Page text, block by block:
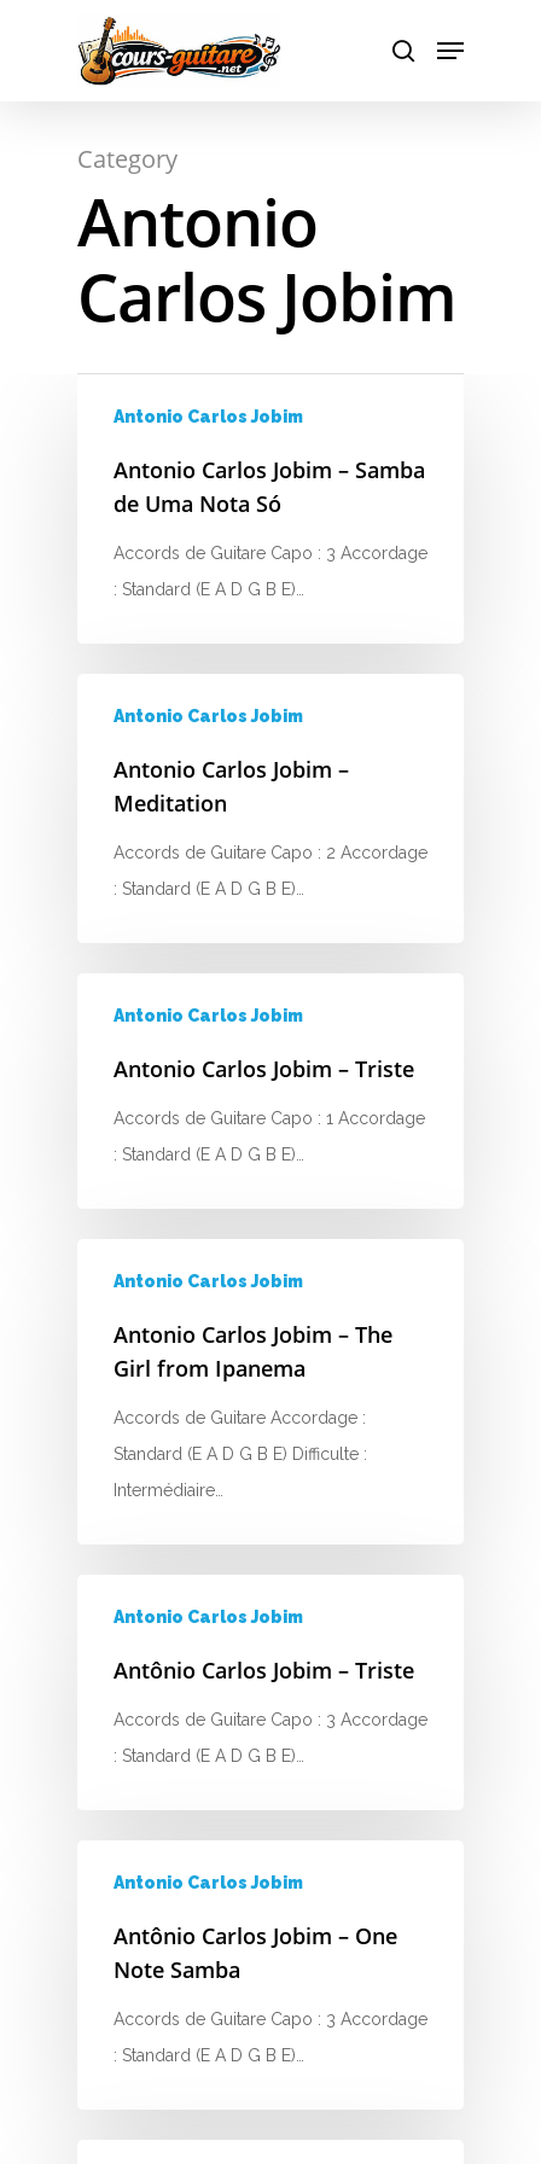
Category
Antonio
Carlos Jobim
Antonio Carlos Jobim
Antonio Carlos Jobim – Samba
de Uma Nota Só
Accords de Guitare Capo : 3 Accordage
: Standard (E A D G B E)…
Antonio Carlos Jobim
Antonio Carlos Jobim –
Meditation
Accords de Guitare Capo : 2 Accordage
: Standard (E A D G B E)…
Antonio Carlos Jobim
Antonio Carlos Jobim – Triste
Accords de Guitare Capo : 1 Accordage
: Standard (E A D G B E)…
Antonio Carlos Jobim
Antonio Carlos Jobim – The
Girl from Ipanema
Accords de Guitare Accordage :
Standard (E A D G B E) Difficulte :
Intermédiaire…
Antonio Carlos Jobim
Antônio Carlos Jobim – Triste
Accords de Guitare Capo : 3 Accordage
: Standard (E A D G B E)…
Antonio Carlos Jobim
Antônio Carlos Jobim – One
Note Samba
Accords de Guitare Capo : 3 Accordage
: Standard (E A D G B E)…
A
D
G